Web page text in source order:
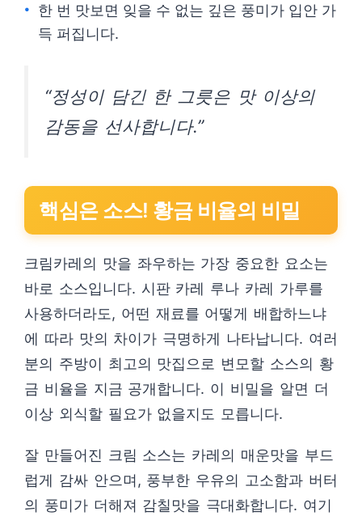
한 번 맛보면 잊을 수 없는 깊은 풍미가 입안 가
득 퍼집니다.
“정성이 담긴 한 그릇은 맛 이상의
감동을 선사합니다.”
핵심은 소스! 황금 비율의 비밀
크림카레의 맛을 좌우하는 가장 중요한 요소는
바로 소스입니다. 시판 카레 루나 카레 가루를
사용하더라도, 어떤 재료를 어떻게 배합하느냐
에 따라 맛의 차이가 극명하게 나타납니다. 여러
분의 주방이 최고의 맛집으로 변모할 소스의 황
금 비율을 지금 공개합니다. 이 비밀을 알면 더
이상 외식할 필요가 없을지도 모릅니다.
잘 만들어진 크림 소스는 카레의 매운맛을 부드
럽게 감싸 안으며, 풍부한 우유의 고소함과 버터
의 풍미가 더해져 감칠맛을 극대화합니다. 여기